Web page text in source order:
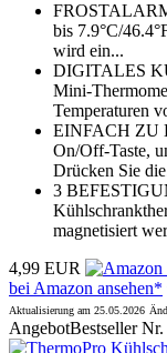
bis 7.9°C/
wird ein...
DIGITALES
Mini-
Temperaturen
EINFACH ZU
On/Off-Taste,
Drücken Sie
3
magnetisiert
4,99 EUR
bei Amazon ansehen*
Aktualisierung am 25.05.2026
AngebotBestseller Nr.